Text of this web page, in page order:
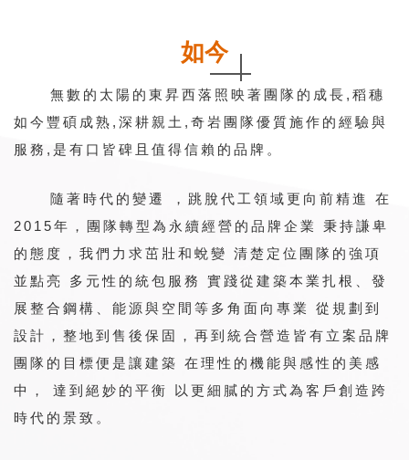
如今
無數的太陽的東昇西落照映著團隊的成長,稻穗
如今豐碩成熟,深耕親土,奇岩團隊優質施作的經驗與
服務,是有口皆碑且值得信賴的品牌。
隨著時代的變遷 ，跳脫代工領域更向前精進 在
2015年，團隊轉型為永續經營的品牌企業 秉持謙卑
的態度，我們力求茁壯和蛻變 清楚定位團隊的強項
並點亮 多元性的統包服務 實踐從建築本業扎根、發
展整合鋼構、能源與空間等多角面向專業 從規劃到
設計，整地到售後保固，再到統合營造皆有立案品牌
團隊的目標便是讓建築 在理性的機能與感性的美感
中， 達到絕妙的平衡 以更細膩的方式為客戶創造跨
時代的景致。